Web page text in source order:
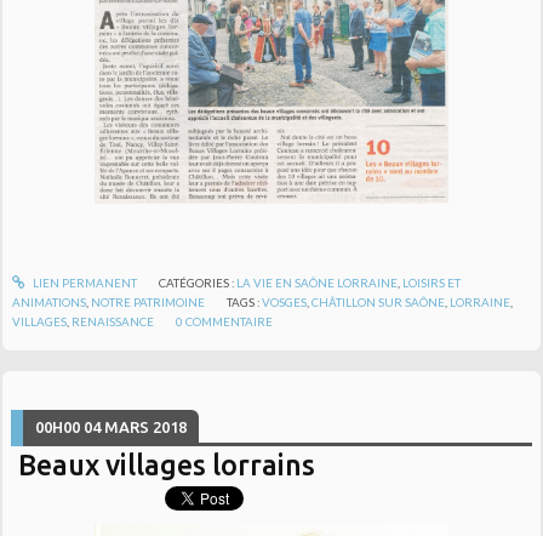
LIEN PERMANENT CATÉGORIES : LA VIE EN SAÔNE LORRAINE, LOISIRS ET
ANIMATIONS NOTRE PATRIMOINE TAGS :VOSGES ,CHÂTILLON SUR SAÔNE LORRAINE
VILLAGES RENAISSANCE 0 COMMENTAIRE
00H00 04 MARS 2018
Beaux villages lorrains